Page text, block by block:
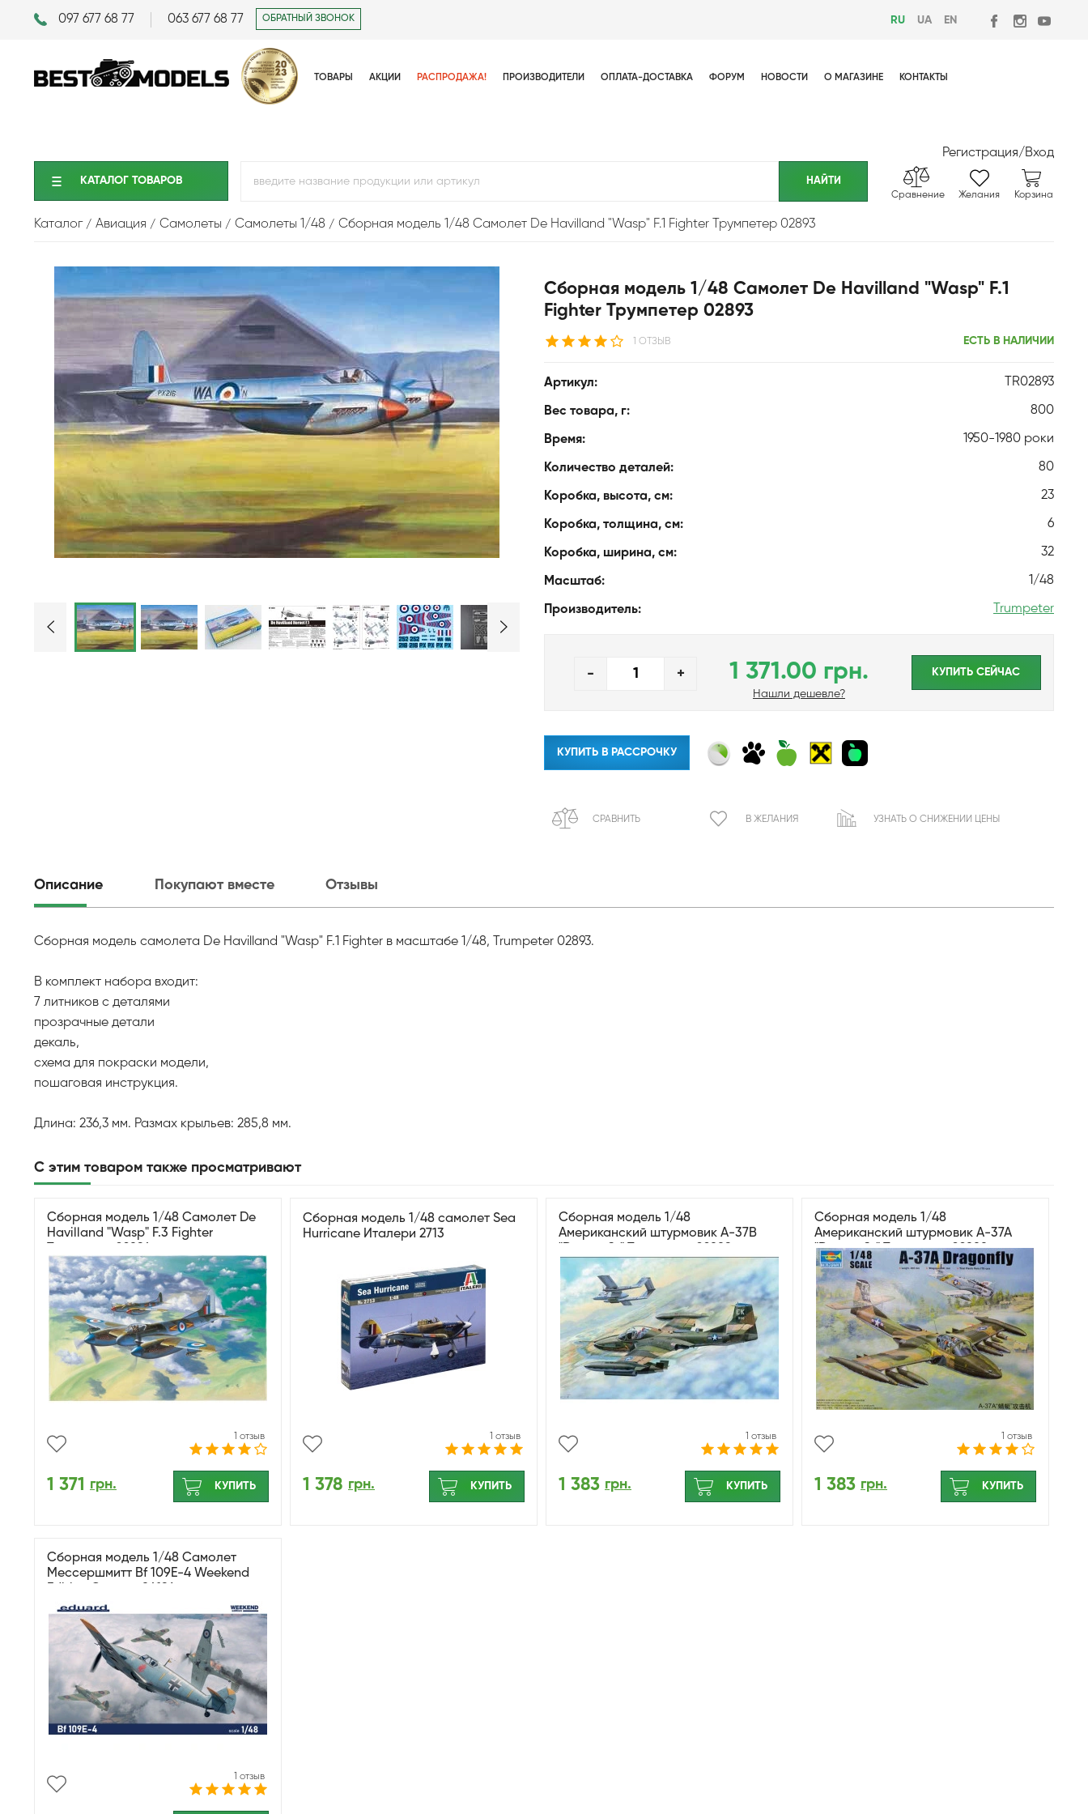
097 677 68 77 063 677 68 77 ОБРАТНЫЙ ЗВОНОК RU UA EN
ТОВАРЫ АКЦИИ РАСПРОДАЖА! ПРОИЗВОДИТЕЛИ ОПЛАТА-ДОСТАВКА ФОРУМ НОВОСТИ О МАГАЗИНЕ КОНТАКТЫ
Регистрация/Вход
КАТАЛОГ ТОВАРОВ
Сравнение Желания Корзина
Каталог Авиация Самолеты Самолеты 1/48 Сборная модель 1/48 Самолет De Havilland "Wasp" F.1 Fighter Трумпетер 02893
Сборная модель 1/48 Самолет De Havilland "Wasp" F.1
Fighter Трумпетер 02893
1 ОТЗЫВ ЕСТЬ В НАЛИЧИИ
Артикул: TR02893
Вес товара, г: 800
Время: 1950-1980 роки
Количество деталей: 80
Коробка, высота, см: 23
Коробка, толщина, см: 6
Коробка, ширина, см: 32
Масштаб: 1/48
Производитель: Trumpeter
- + 1 371.00 грн.
Нашли дешевле?
КУПИТЬ CЕЙЧАС
КУПИТЬ В РАССРОЧКУ
СРАВНИТЬ В ЖЕЛАНИЯ УЗНАТЬ О СНИЖЕНИИ ЦЕНЫ
Описание Покупают вместе Отзывы
Сборная модель самолета De Havilland "Wasp" F.1 Fighter в масштабе 1/48, Trumpeter 02893.
В комплект набора входит:
7 литников с деталями
прозрачные детали
декаль,
схема для покраски модели,
пошаговая инструкция.
Длина: 236,3 мм. Размах крыльев: 285,8 мм.
С этим товаром также просматривают
Сборная модель 1/48 Самолет De
Havilland "Wasp" F.3 Fighter
1 отзыв
1 371 грн. КУПИТЬ
Сборная модель 1/48 самолет Sea
Hurricane Италери 2713
1 отзыв
1 378 грн. КУПИТЬ
Сборная модель 1/48
Американский штурмовик A-37B
1 отзыв
1 383 грн. КУПИТЬ
Сборная модель 1/48
Американский штурмовик A-37A
"Dragonfly" Трумпетер 02888
1 отзыв
1 383 грн. КУПИТЬ
Сборная модель 1/48 Самолет
Мессершмитт Bf 109E-4 Weekend
1 отзыв